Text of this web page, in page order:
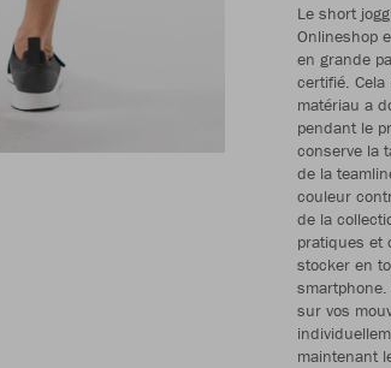
Le short
Onlineshop
en grande
certifié.
matériau a
pendant le
conserve la
de la
couleur
de la
pratiques et
stocker en
sur vos
maintenant